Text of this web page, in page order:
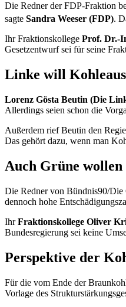
Die Redner der FDP-Fraktion
sagte Sandra Weeser (FDP).
Ihr Fraktionskollege Prof. Dr.-
Gesetzentwurf sei für seine
Linke will
Lorenz Gösta Beutin (Die
Allerdings seien schon die
Außerdem rief Beutin den
Das gehört dazu, wenn man
Auch Grüne wollen
Die Redner von Bündnis90/Die
dennoch hohe
IhrFraktionskollege Oliver
Bundesregierung sei keine
Perspektive der
Für die vom Ende der
Vorlage des